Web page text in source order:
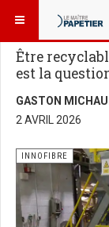
VOUS ÊTES ICI :
Être
est la
GASTON
2 AVRIL 2026
INNOFIBRE